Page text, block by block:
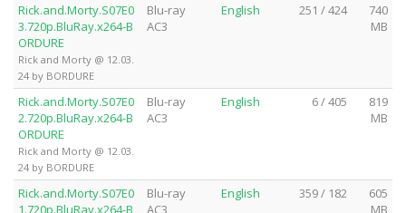
Rick.and.Morty.S07E0
3.720p.BluRay.x264-B
ORDURE
Rick and Morty @ 12.03.
24 by BORDURE
Blu-ray
AC3
English 251 / 424
740
MB
Rick.and.Morty.S07E0
2.720p.BluRay.x264-B
ORDURE
Rick and Morty @ 12.03.
24 by BORDURE
Blu-ray
AC3
English 6 / 405
819
MB
Rick.and.Morty.S07E0
1.720p.BluRay.x264-B
Blu-ray
AC3
English 359 / 182
605
MB